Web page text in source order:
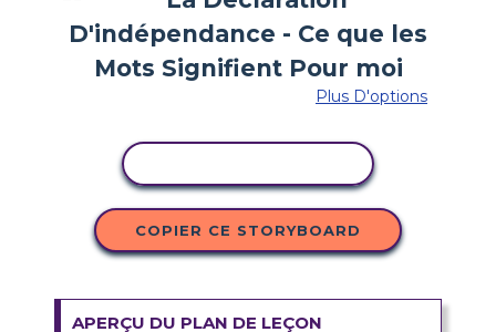
Plus D'options
COPIER CE STORYBOARD
APERÇU DU PLAN DE LEÇON